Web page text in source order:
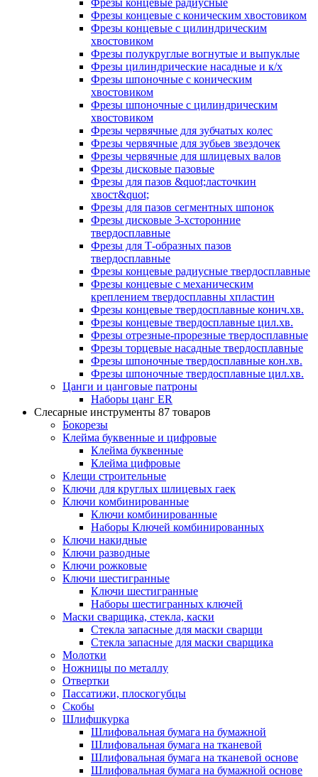
Фрезы концевые радиусные
Фрезы концевые с коническим хвостовиком
Фрезы концевые с цилиндрическим
хвостовиком
Фрезы полукруглые вогнутые и выпуклые
Фрезы цилиндрические насадные и к/х
Фрезы шпоночные с коническим
хвостовиком
Фрезы шпоночные с цилиндрическим
хвостовиком
Фрезы червячные для зубчатых колес
Фрезы червячные для зубьев звездочек
Фрезы червячные для шлицевых валов
Фрезы дисковые пазовые
Фрезы для пазов &quot;ласточкин
хвост&quot;
Фрезы для пазов сегментных шпонок
Фрезы дисковые 3-хсторонние
твердосплавные
Фрезы для Т-образных пазов
твердосплавные
Фрезы концевые радиусные твердосплавные
Фрезы концевые с механическим
креплением твердосплавны хпластин
Фрезы концевые твердосплавные конич.хв.
Фрезы концевые твердосплавные цил.хв.
Фрезы отрезные-прорезные твердосплавные
Фрезы торцевые насадные твердосплавные
Фрезы шпоночные твердосплавные кон.хв.
Фрезы шпоночные твердосплавные цил.хв.
Цанги и цанговые патроны
Наборы цанг ER
Слесарные инструменты 87 товаров
Бокорезы
Клейма буквенные и цифровые
Клейма буквенные
Клейма цифровые
Клещи строительные
Ключи для круглых шлицевых гаек
Ключи комбинированные
Ключи комбинированные
Наборы Ключей комбинированных
Ключи накидные
Ключи разводные
Ключи рожковые
Ключи шестигранные
Ключи шестигранные
Наборы шестигранных ключей
Маски сварщика, стекла, каски
Стекла запасные для маски сварщи
Стекла запасные для маски сварщика
Молотки
Ножницы по металлу
Отвертки
Пассатижи, плоскогубцы
Скобы
Шлифшкурка
Шлифовальная бумага на бумажной
Шлифовальная бумага на тканевой
Шлифовальная бумага на тканевой основе
Шлифовальная бумага на бумажной основе